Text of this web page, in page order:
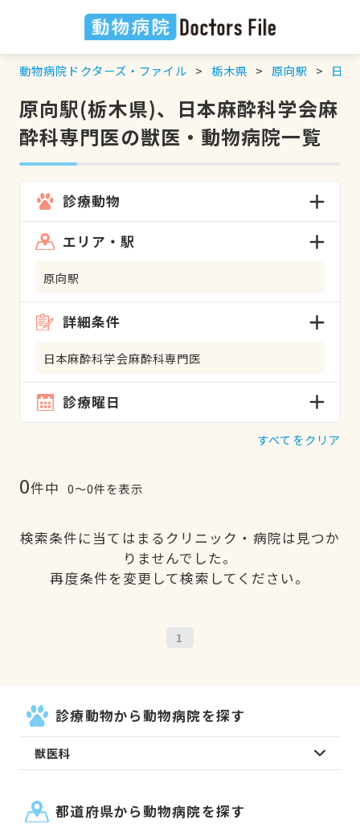
動物病院ドクターズ・ファイル 栃木県 原向駅 日本
原向駅(栃木県)、日本麻酔科学会麻
酔科専門医の獣医・動物病院一覧
診療動物
エリア・駅
原向駅
詳細条件
日本麻酔科学会麻酔科専門医
診療曜日
すべてをクリア
0件中 0〜0件を表示
検索条件に当てはまるクリニック・病院は見つか
りませんでした。
再度条件を変更して検索してください。
1
診療動物から動物病院を探す
獣医科
都道府県から動物病院を探す